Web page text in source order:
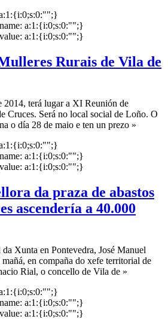
a:1:{i:0;s:0:"";}
a:1:{i:0;s:0:"";}
Rurais de Vila de
2014, terá lugar a XI Reunión de
Cruces. Será no local social de Loño. O
o día 28 de maio e ten un prezo »
a:1:{i:0;s:0:"";}
a:1:{i:0;s:0:"";}
da praza de abastos
ascendería a 40.000
Xunta en Pontevedra, José Manuel
en compaña do xefe territorial de
Rial, o concello de Vila de »
a:1:{i:0;s:0:"";}
a:1:{i:0;s:0:"";}